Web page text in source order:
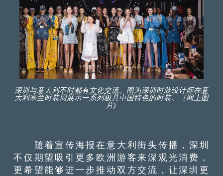
深圳与意大利不时都有文化交流。图为深圳时装设计师在意
大利米兰时装周展示一系列极具中国特色的时装。（网上图
片)
随着宣传海报在意大利街头传播，深圳
不仅期望吸引更多欧洲游客来深观光消费，
更希望能够进一步推动双方交流，让深圳更